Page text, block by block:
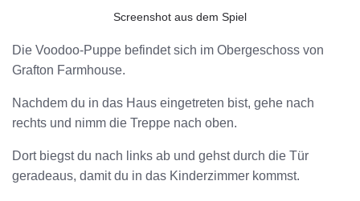
Screenshot aus dem Spiel
Die Voodoo-Puppe befindet sich im Obergeschoss von
Grafton Farmhouse.
Nachdem du in das Haus eingetreten bist, gehe nach
rechts und nimm die Treppe nach oben.
Dort biegst du nach links ab und gehst durch die Tür
geradeaus, damit du in das Kinderzimmer kommst.